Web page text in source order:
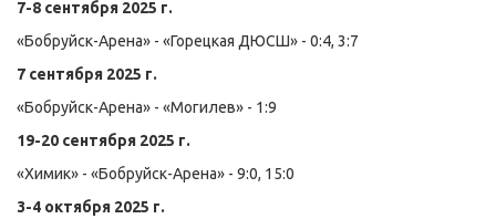
7-8 сентября 2025 г.
«Бобруйск-Арена» - «Горецкая ДЮСШ» - 0:4, 3:7
7 сентября 2025 г.
«Бобруйск-Арена» - «Могилев» - 1:9
19-20 сентября 2025 г.
«Химик» - «Бобруйск-Арена» - 9:0, 15:0
3-4 октября 2025 г.